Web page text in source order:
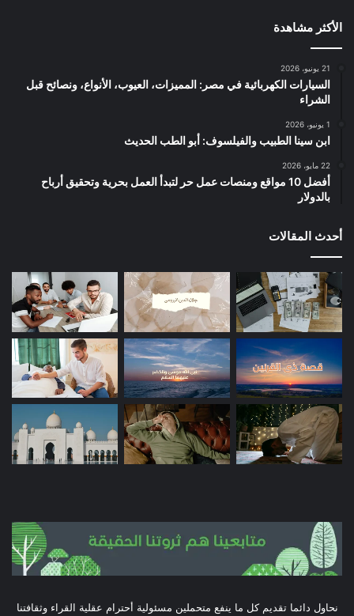
الأكثر مشاهدة
21 يونيو، 2026
السيارات الكهربائية في مصر: المميزات، العيوب، الأنواع، ونصائح قبل
الشراء
1 يونيو، 2026
ابن سينا الطبيب والفيلسوف: أبو الطب الحديث
22 مايو، 2026
أفضل 10 مواقع ومنصات عمل حر لتبدأ العمل بحرية وتحقيق أرباح
بالدولار
أحدث المقالات
نحاول دائما تقديم كل ما ينفع متحملين مسئولية أحترام عقلية القراء وثقافتنا